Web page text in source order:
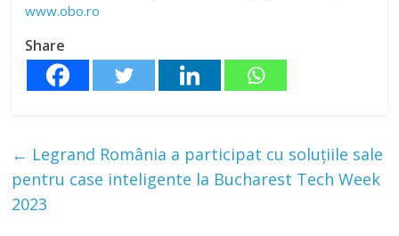
www.obo.ro
Share
← Legrand România a participat cu soluțiile sale
pentru case inteligente la Bucharest Tech Week
2023